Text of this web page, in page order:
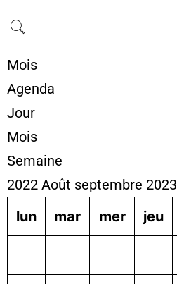
Mois
Agenda
Jour
Mois
Semaine
2022 Août septembre 2023
lun
mar mer jeu